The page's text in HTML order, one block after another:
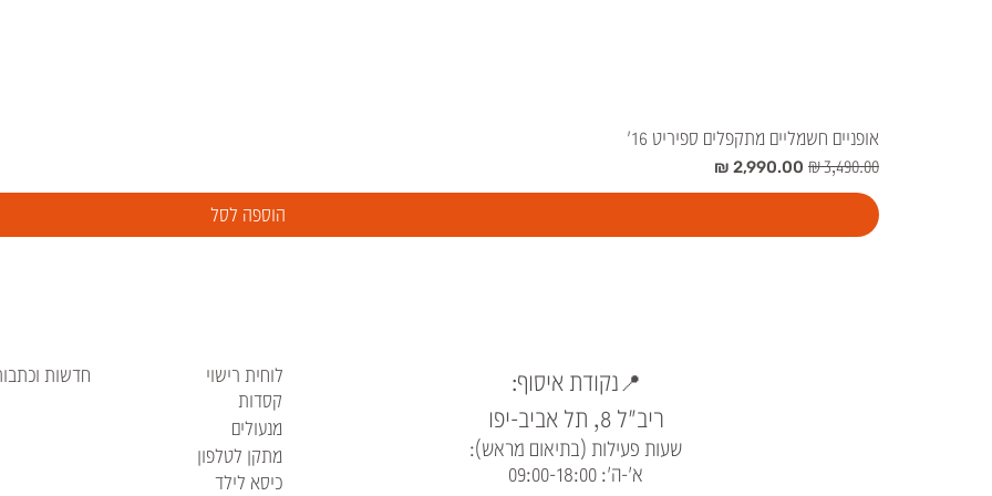
אופניים חשמליים מתקפלים ספיריט 16'
מחיר רגיל מחיר מבצע
הוספה לסל
חדשות
לוחית רישוי
קסדות
מנעולים
מתקן לטלפון
כיסא לילד
📍נקודת איסוף:
ריב"ל 8, תל אביב-יפו
שעות פעילות (בתיאום מראש):
א'-ה': 09:00-18:00